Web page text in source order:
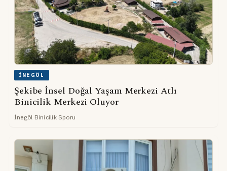
İNEGÖL
Şekibe İnsel Doğal Yaşam Merkezi Atlı
Binicilik Merkezi Oluyor
İnegöl Binicilik Sporu